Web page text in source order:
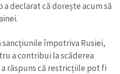
declarat că dorește acum să
împotriva Rusiei,
a contribui la scăderea
răspuns că restricțiile pot fi